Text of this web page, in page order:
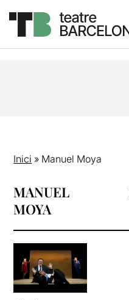
Inici » Manuel Moya
MANUEL
MOYA